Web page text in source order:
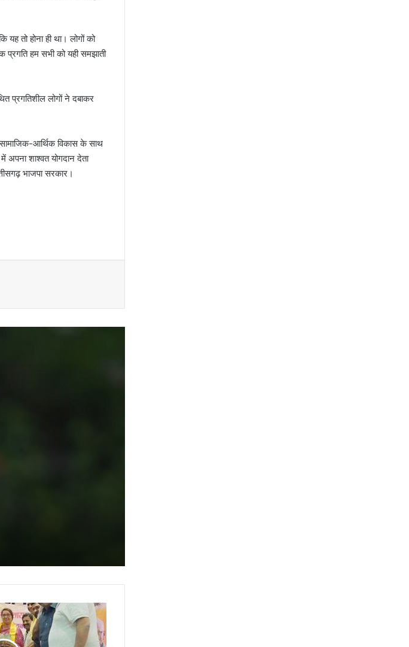
तो होना ही था। लोगों को
प्रगति हम सभी को यही समझाती
प्रगतिशील लोगों ने दबाकर
आर्थिक विकास के साथ
अपना शाश्वत योगदान देता
भाजपा सरकार।
अग्रवाल ने मुख्यमंत्री एवं
क्रियान्वयन हेतु गठित टास्क
अग्रवाल ने लोकसभा की एस्टिमेट्स
उठाई छत्तीसगढ़ के लिए ‘डायरेक्ट
ज्ञानेश्वरी यादव से प्रभारी मंत्री
सम्मान और सशक्तीकरण के लिए
: मुख्यमंत्री विष्णु देव साय